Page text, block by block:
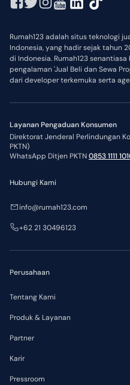
Rumah123 adalah situs teknologi
Indonesia, yang hadir sejak tahun
di Indonesia. Rumah123
pengalaman 'Jual Beli dan Sewa
dari developer terkemuka serta
Layanan Pengaduan Konsumen
Direktorat Jenderal Perlindungan
PKTN)
WhatsApp Ditjen PKTN0853 1111
Perusahaan
Tentang Kami
Produk & Layanan
Partner
Karir
Pressroom
Hubungi Kami
info@rumah123.com
+62 21 30496123